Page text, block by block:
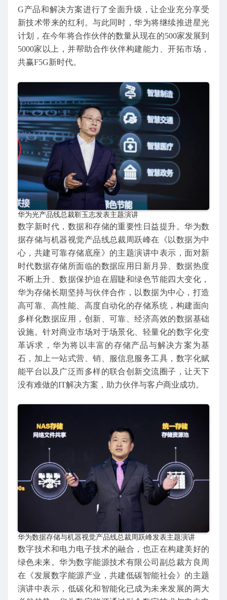
G产品和解决方案进行了全面升级，让企业充分享受
新技术带来的红利。与此同时，华为将继续推进星光
计划，在今年将合作伙伴的数量从现在的500家发展到
5000家以上，并帮助合作伙伴构建能力、开拓市场，
共赢F5G新时代。
华为光产品线总裁靳玉志发表主题演讲
数字新时代，数据和存储的重要性日益提升。华为数
据存储与机器视觉产品线总裁周跃峰在《以数据为中
心，共建可靠存储底座》的主题演讲中表示，面对新
时代数据存储所面临的数据应用日新月异、数据热度
不断上升、数据保护迫在眉睫和绿色节能四大变化，
华为存储长期坚持与伙伴合作，以数据为中心，打造
高可靠、高性能、高度自动化的存储系统，构建面向
多样化数据应用，创新、可靠、经济高效的数据基础
设施。针对商业市场对于场景化、轻量化的数字化变
革诉求，华为将以丰富的存储产品与解决方案为基
石，加上一站式营、销、服信息服务工具，数字化赋
能平台以及广泛而多样的联合创新交流圈子，让天下
没有难做的IT解决方案，助力伙伴与客户商业成功。
华为数据存储与机器视觉产品线总裁周跃峰发表主题演讲
数字技术和电力电子技术的融合，也正在构建美好的
绿色未来。华为数字能源技术有限公司副总裁方良周
在《发展数字能源产业，共建低碳智能社会》的主题
演讲中表示，低碳化和智能化已成为未来发展的两大